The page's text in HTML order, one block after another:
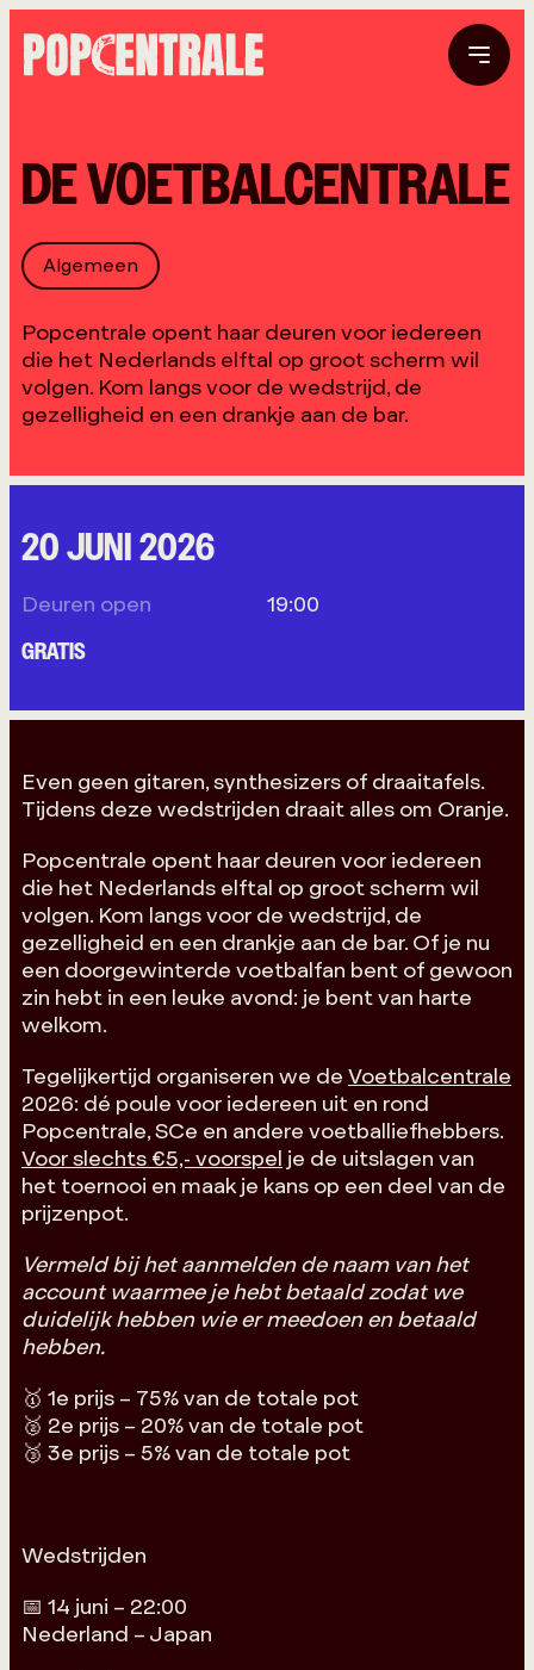
DE VOETBALCENTRALE
Algemeen
Popcentrale opent haar deuren voor iedereen
die het Nederlands elftal op groot scherm wil
volgen. Kom langs voor de wedstrijd, de
gezelligheid en een drankje aan de bar.
20 JUNI 2026
Deuren open 19:00
GRATIS
Even geen gitaren, synthesizers of draaitafels.
Tijdens deze wedstrijden draait alles om Oranje.
Popcentrale opent haar deuren voor iedereen
die het Nederlands elftal op groot scherm wil
volgen. Kom langs voor de wedstrijd, de
gezelligheid en een drankje aan de bar. Of je nu
een doorgewinterde voetbalfan bent of gewoon
zin hebt in een leuke avond: je bent van harte
welkom.
Tegelijkertijd organiseren we de Voetbalcentrale
2026: dé poule voor iedereen uit en rond
Popcentrale, SCe en andere voetballiefhebbers.
Voor slechts €5,- voorspel je de uitslagen van
het toernooi en maak je kans op een deel van de
prijzenpot.
Vermeld bij het aanmelden de naam van het
account waarmee je hebt betaald zodat we
duidelijk hebben wie er meedoen en betaald
hebben.
🥇 1e prijs – 75% van de totale pot
🥈 2e prijs – 20% van de totale pot
🥉 3e prijs – 5% van de totale pot
Wedstrijden
📅 14 juni – 22:00
Nederland – Japan